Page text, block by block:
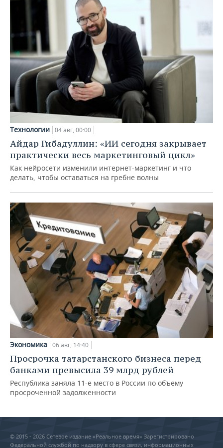
Технологии 04 авг, 00:00
Айдар Гибадуллин: «ИИ сегодня закрывает
практически весь маркетинговый цикл»
Как нейросети изменили интернет-маркетинг и что
делать, чтобы оставаться на гребне волны
Экономика 06 авг, 14:40
Просрочка татарстанского бизнеса перед
банками превысила 39 млрд рублей
Республика заняла 11-е место в России по объему
просроченной задолженности
© 2015 - 2026 Сетевое издание «Реальное время» Зарегистрировано
Федеральной службой по надзору в сфере связи, информационных